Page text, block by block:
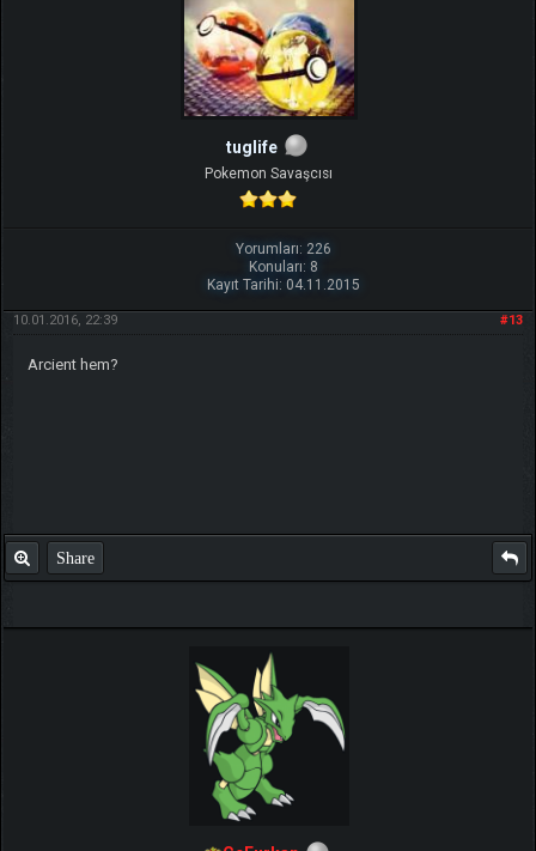
tuglife
Pokemon Savaşcısı
Yorumları: 226
Konuları: 8
Kayıt Tarihi: 04.11.2015
#13
10.01.2016, 22:39
Arcient hem?
Share